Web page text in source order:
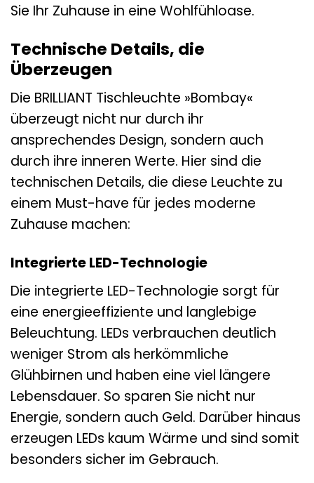
Sie Ihr Zuhause in eine Wohlfühloase.
Technische Details, die
Überzeugen
Die BRILLIANT Tischleuchte »Bombay«
überzeugt nicht nur durch ihr
ansprechendes Design, sondern auch
durch ihre inneren Werte. Hier sind die
technischen Details, die diese Leuchte zu
einem Must-have für jedes moderne
Zuhause machen:
Integrierte LED-Technologie
Die integrierte LED-Technologie sorgt für
eine energieeffiziente und langlebige
Beleuchtung. LEDs verbrauchen deutlich
weniger Strom als herkömmliche
Glühbirnen und haben eine viel längere
Lebensdauer. So sparen Sie nicht nur
Energie, sondern auch Geld. Darüber hinaus
erzeugen LEDs kaum Wärme und sind somit
besonders sicher im Gebrauch.